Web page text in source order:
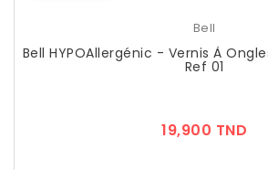
Bell
Bell HYPOAllergénic - Vernis À
Ref 01
19,900 TND